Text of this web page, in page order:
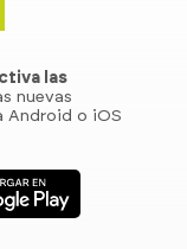
las
nuevas
Android o iOS